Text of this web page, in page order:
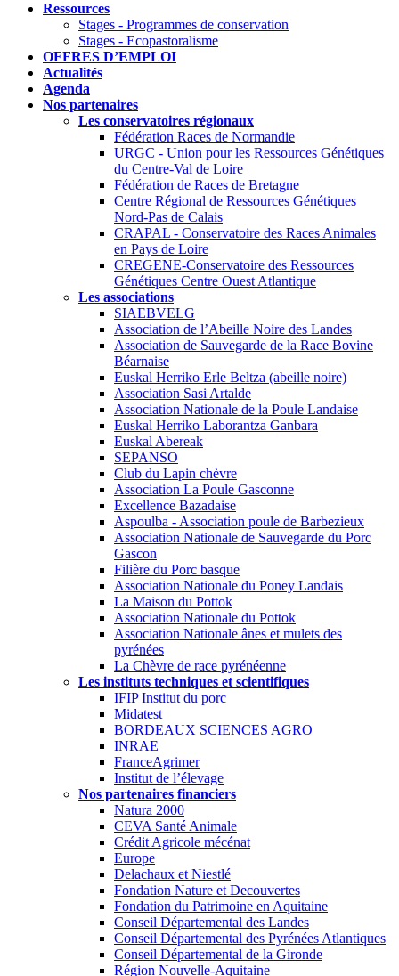
Ressources
Stages - Programmes de conservation
Stages - Ecopastoralisme
OFFRES D’EMPLOI
Actualités
Agenda
Nos partenaires
Les conservatoires régionaux
Fédération Races de Normandie
URGC - Union pour les Ressources Génétiques
du Centre-Val de Loire
Fédération de Races de Bretagne
Centre Régional de Ressources Génétiques
Nord-Pas de Calais
CRAPAL - Conservatoire des Races Animales
en Pays de Loire
CREGENE-Conservatoire des Ressources
Génétiques Centre Ouest Atlantique
Les associations
SIAEBVELG
Association de l’Abeille Noire des Landes
Association de Sauvegarde de la Race Bovine
Béarnaise
Euskal Herriko Erle Beltza (abeille noire)
Association Sasi Artalde
Association Nationale de la Poule Landaise
Euskal Herriko Laborantza Ganbara
Euskal Abereak
SEPANSO
Club du Lapin chèvre
Association La Poule Gasconne
Excellence Bazadaise
Aspoulba - Association poule de Barbezieux
Association Nationale de Sauvegarde du Porc
Gascon
Filière du Porc basque
Association Nationale du Poney Landais
La Maison du Pottok
Association Nationale du Pottok
Association Nationale ânes et mulets des
pyrénées
La Chèvre de race pyrénéenne
Les instituts techniques et scientifiques
IFIP Institut du porc
Midatest
BORDEAUX SCIENCES AGRO
INRAE
FranceAgrimer
Institut de l’élevage
Nos partenaires financiers
Natura 2000
CEVA Santé Animale
Crédit Agricole mécénat
Europe
Delachaux et Niestlé
Fondation Nature et Decouvertes
Fondation du Patrimoine en Aquitaine
Conseil Départemental des Landes
Conseil Départemental des Pyrénées Atlantiques
Conseil Départemental de la Gironde
Région Nouvelle-Aquitaine